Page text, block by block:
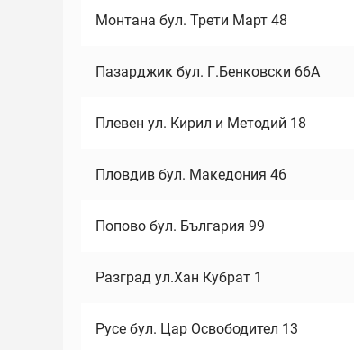
Монтана бул. Трети Март 48
Пазарджик бул. Г.Бенковски 66А
Плевен ул. Кирил и Методий 18
Пловдив бул. Македония 46
Попово бул. България 99
Разград ул.Хан Кубрат 1
Русе бул. Цар Освободител 13